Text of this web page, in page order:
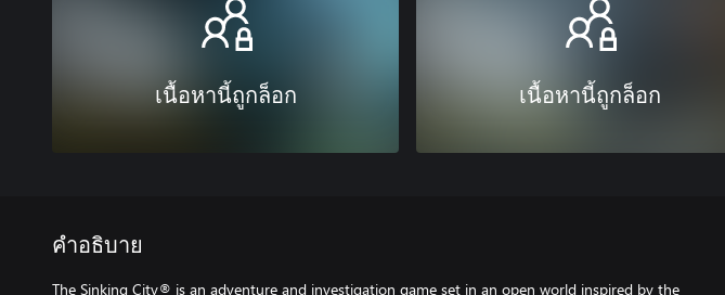
เนื้อหานี้ถูกล็อก เนื้อหานี้ถูกล็อก
คำอธิบาย
The Sinking City® is an adventure and investigation game set in an open world inspired by the